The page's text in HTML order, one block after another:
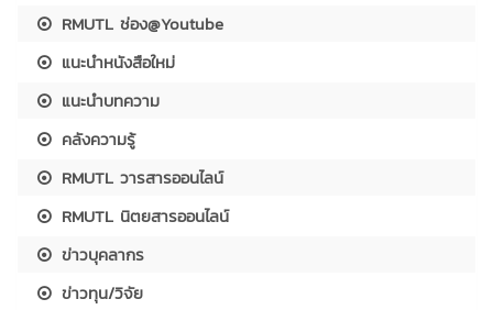
RMUTL ช่อง@Youtube
แนะนำหนังสือใหม่
แนะนำบทความ
คลังความรู้
RMUTL วารสารออนไลน์
RMUTL นิตยสารออนไลน์
ข่าวบุคลากร
ข่าวทุน/วิจัย